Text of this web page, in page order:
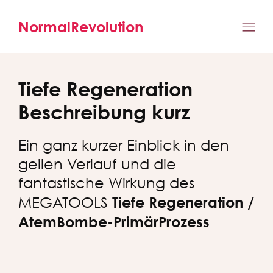
NormalRevolution
Tiefe Regeneration
Beschreibung kurz
Ein ganz kurzer Einblick in den
geilen Verlauf und die
fantastische Wirkung des
MEGATOOLS Tiefe Regeneration /
AtemBombe-PrimärProzess